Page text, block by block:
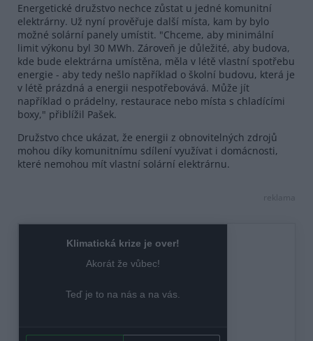
Energetické družstvo nechce zůstat u jedné komunitní
elektrárny. Už nyní prověřuje další místa, kam by bylo
možné solární panely umístit. "Chceme, aby minimální
limit výkonu byl 30 MWh. Zároveň je důležité, aby budova,
kde bude elektrárna umístěna, měla v létě vlastní spotřebu
energie - aby tedy nešlo například o školní budovu, která je
v létě prázdná a energii nespotřebovává. Může jít
například o prádelny, restaurace nebo místa s chladícími
boxy," přiblížil Pašek.
Družstvo chce ukázat, že energii z obnovitelných zdrojů
mohou díky komunitnímu sdílení využívat i domácnosti,
které nemohou mít vlastní solární elektrárnu.
reklama